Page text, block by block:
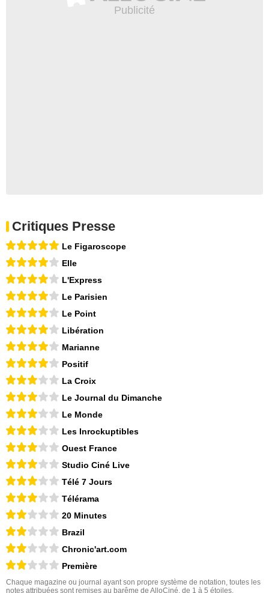
Critiques Presse
Le Figaroscope
Elle
L'Express
Le Parisien
Le Point
Libération
Marianne
Positif
La Croix
Le Journal du Dimanche
Le Monde
Les Inrockuptibles
Ouest France
Studio Ciné Live
Télé 7 Jours
Télérama
20 Minutes
Brazil
Chronic'art.com
Première
Chaque magazine ou journal ayant son propre système de notation, toutes les
notes attribuées sont remises au barême de AlloCiné, de 1 à 5 étoiles.